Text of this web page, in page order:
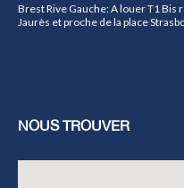
Brest Rive Gauche: A louer T1 Bis
Jaurès et proche de la place
NOUS TROUVER